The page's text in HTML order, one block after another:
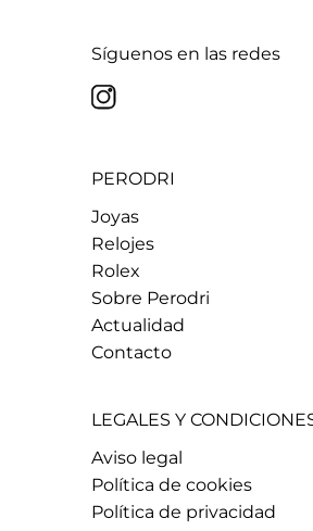
Síguenos en las redes
PERODRI
Joyas
Relojes
Rolex
Sobre Perodri
Actualidad
Contacto
LEGALES Y
Aviso legal
Política de cookies
Política de privacidad